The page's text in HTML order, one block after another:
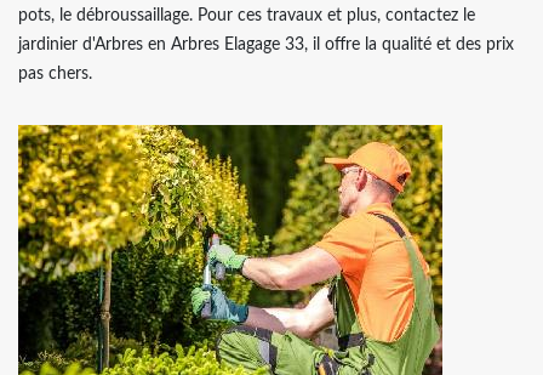
pots, le débroussaillage. Pour ces travaux et plus, contactez le
jardinier d'Arbres en Arbres Elagage 33, il offre la qualité et des prix
pas chers.